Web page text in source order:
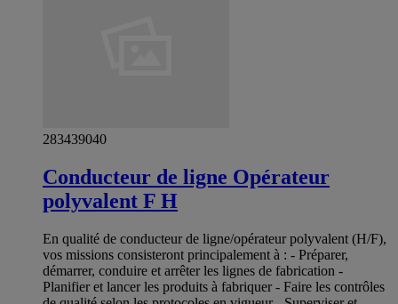
283439040
Conducteur de ligne Opérateur
polyvalent F H
En qualité de conducteur de ligne/opérateur polyvalent (H/F),
vos missions consisteront principalement à : - Préparer,
démarrer, conduire et arrêter les lignes de fabrication -
Planifier et lancer les produits à fabriquer - Faire les contrôles